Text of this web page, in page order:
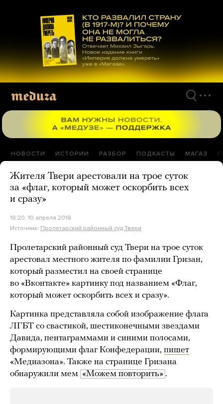
материалам
НОВОСТИ ИСТОРИИ РАЗБОР ПОДКАСТЫ МАГАЗ
Жителя Твери арестовали на трое суток
за «флаг, который может оскорбить всех
и сразу»
18:20, 10 апреля 2018
Источник: Пролетарский районный суд Твери
Пролетарский районный суд Твери на трое суток
арестовал местного жителя по фамилии Гризан,
который разместил на своей странице
во «Вконтакте» картинку под названием «Флаг,
который может оскорбить всех и сразу».
Картинка представляла собой изображение флага
ЛГБТ со свастикой, шестиконечными звездами
Давида, пентаграммами и синими полосами,
формирующими флаг Конфедерации, пишет
«Медиазона». Также на странице Гризана
обнаружили мем «Можем повторить» .